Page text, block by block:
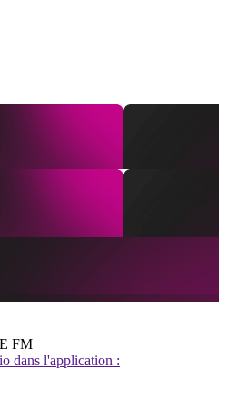
FM
dans l'application :